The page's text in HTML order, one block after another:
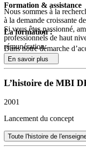
Nous sommes à la
à la demande croissante
Si vous êtes passionné,
professionnels de haut
rémunération.
En rejoignant notre
partagé, d’une autonomie
renommée de notre
se développer et de se
Notre modèle est basé
nous vous guidons pour
proposons une
lien direct avec vos
Formation & assistance
La formation :
Dans notre démarche
intégrons des formations
et les outils propres à MBI
Ces formations visent à
approches innovantes
son implication et de la
Méthodologie MBI
En savoir plus
L’histoire de MBI
2001
Lancement du concept
Toute l'histoire de